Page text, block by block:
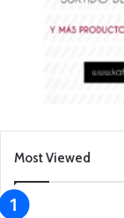
Most Viewed